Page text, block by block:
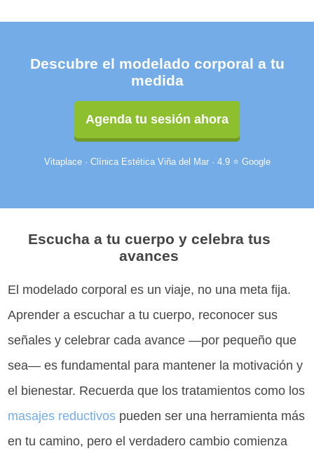
Descubre el modelado corporal a tu
medida
Agenda tu sesión ahora
Vitaplace · Clínica Estética Viña del Mar · 4.9 ⭐ Google
Escucha a tu cuerpo y celebra tus
avances
El modelado corporal es un viaje, no una meta fija.
Aprender a escuchar a tu cuerpo, reconocer sus
señales y celebrar cada avance —por pequeño que
sea— es fundamental para mantener la motivación y
el bienestar. Recuerda que los tratamientos como los
masajes reductivos pueden ser una herramienta más
en tu camino, pero el verdadero cambio comienza